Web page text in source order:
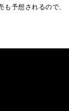
予想されるので、